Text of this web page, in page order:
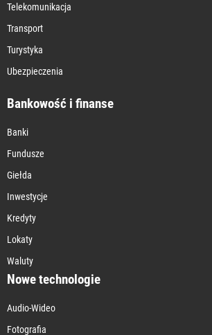
Telekomunikacja
Transport
Turystyka
Ubezpieczenia
Bankowość i finanse
Banki
Fundusze
Giełda
Inwestycje
Kredyty
Lokaty
Waluty
Nowe technologie
Audio-Wideo
Fotografia